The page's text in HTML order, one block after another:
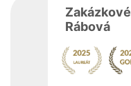
Rábová